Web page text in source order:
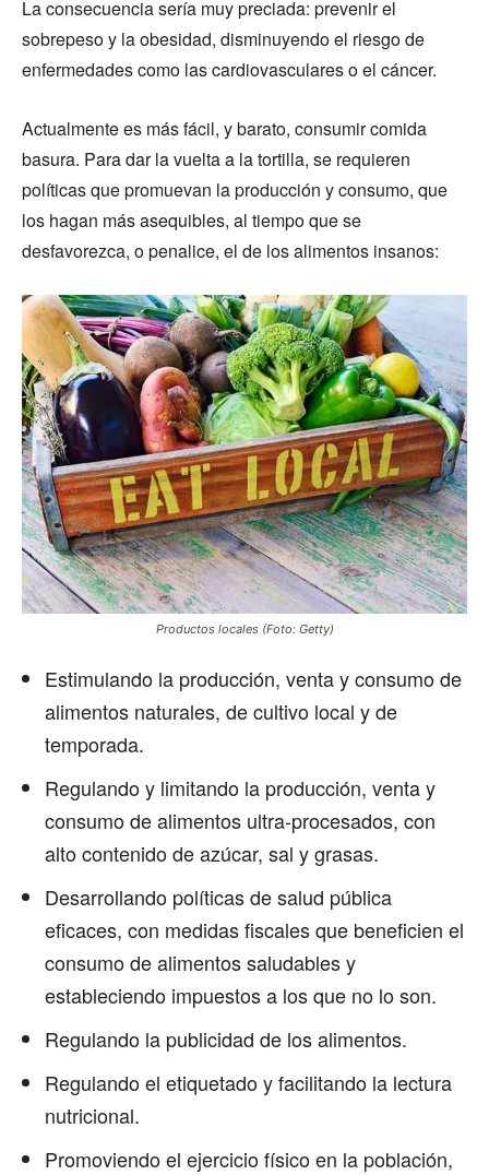
La consecuencia sería muy preciada: prevenir el
sobrepeso y la obesidad, disminuyendo el riesgo de
enfermedades como las cardiovasculares o el cáncer.
Actualmente es más fácil, y barato, consumir comida
basura. Para dar la vuelta a la tortilla, se requieren
políticas que promuevan la producción y consumo, que
los hagan más asequibles, al tiempo que se
desfavorezca, o penalice, el de los alimentos insanos:
Productos locales (Foto: Getty)
Estimulando la producción, venta y consumo de
alimentos naturales, de cultivo local y de
temporada.
Regulando y limitando la producción, venta y
consumo de alimentos ultra-procesados, con
alto contenido de azúcar, sal y grasas.
Desarrollando políticas de salud pública
eficaces, con medidas fiscales que beneficien el
consumo de alimentos saludables y
estableciendo impuestos a los que no lo son.
Regulando la publicidad de los alimentos.
Regulando el etiquetado y facilitando la lectura
nutricional.
Promoviendo el ejercicio físico en la población,